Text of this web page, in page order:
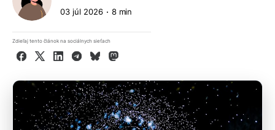
03 júl 2026 8 min
Zdieľaj tento článok na sociálnych sieťach
Facebook
X LinkedInTelegram
BlueskyMastodon